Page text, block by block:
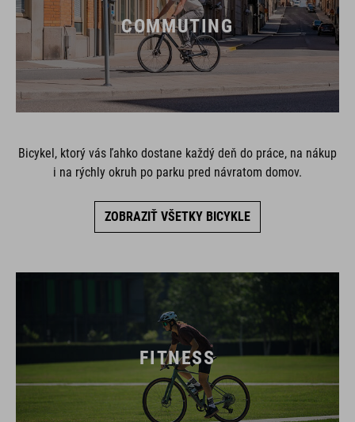
COMMUTING
Bicykel, ktorý vás ľahko dostane každý deň do práce, na nákup
i na rýchly okruh po parku pred návratom domov.
ZOBRAZIŤ VŠETKY BICYKLE
FITNESS